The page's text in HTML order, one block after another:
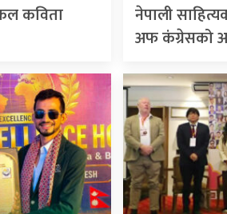
कविता
नेपाली
अफ कंग्रेसको